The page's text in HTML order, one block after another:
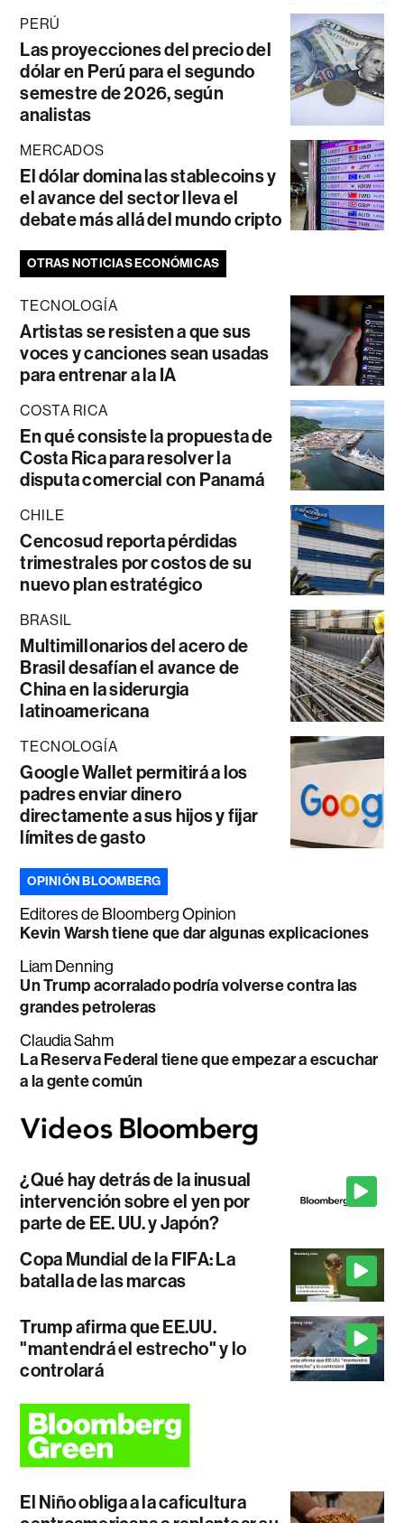
PERÚ
Las proyecciones del precio del
dólar en Perú para el segundo
semestre de 2026, según
analistas
MERCADOS
El dólar domina las stablecoins y
el avance del sector lleva el
debate más allá del mundo cripto
OTRAS NOTICIAS ECONÓMICAS
TECNOLOGÍA
Artistas se resisten a que sus
voces y canciones sean usadas
para entrenar a la IA
COSTA RICA
En qué consiste la propuesta de
Costa Rica para resolver la
disputa comercial con Panamá
CHILE
Cencosud reporta pérdidas
trimestrales por costos de su
nuevo plan estratégico
BRASIL
Multimillonarios del acero de
Brasil desafían el avance de
China en la siderurgia
latinoamericana
TECNOLOGÍA
Google Wallet permitirá a los
padres enviar dinero
directamente a sus hijos y fijar
límites de gasto
OPINIÓN BLOOMBERG
Editores de Bloomberg Opinion
Kevin Warsh tiene que dar algunas explicaciones
Liam Denning
Un Trump acorralado podría volverse contra las
grandes petroleras
Claudia Sahm
La Reserva Federal tiene que empezar a escuchar
a la gente común
¿Qué hay detrás de la inusual
intervención sobre el yen por
parte de EE. UU. y Japón?
Copa Mundial de la FIFA: La
batalla de las marcas
Trump afirma que EE.UU.
"mantendrá el estrecho" y lo
controlará
El Niño obliga a la caficultura